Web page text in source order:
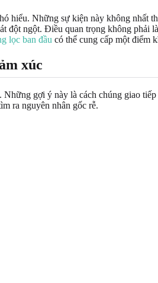
hiểu. Những sự kiện này không nhất
ngột. Điều quan trọng không phải
lọc ban đầu có thể cung cấp một điểm
xúc
gợi ý này là cách chúng giao
ra nguyên nhân gốc rễ.